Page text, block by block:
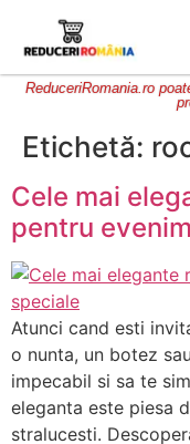
ReduceriRomania.ro
Etichetă:
Cele mai
pentru
Atunci cand esti
o nunta, un botez
impecabil si sa te
eleganta este piesa
stralucesti.